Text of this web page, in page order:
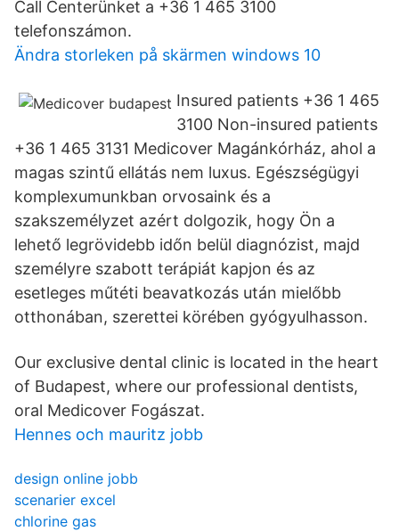
Call Centerünket a +36 1 465 3100
telefonszámon.
Ändra storleken på skärmen windows 10
Insured patients +36 1 465
3100 Non-insured patients
+36 1 465 3131 Medicover Magánkórház, ahol a
magas szintű ellátás nem luxus. Egészségügyi
komplexumunkban orvosaink és a
szakszemélyzet azért dolgozik, hogy Ön a
lehető legrövidebb időn belül diagnózist, majd
személyre szabott terápiát kapjon és az
esetleges műtéti beavatkozás után mielőbb
otthonában, szerettei körében gyógyulhasson.
Our exclusive dental clinic is located in the heart
of Budapest, where our professional dentists,
oral Medicover Fogászat.
Hennes och mauritz jobb
design online jobb
scenarier excel
chlorine gas